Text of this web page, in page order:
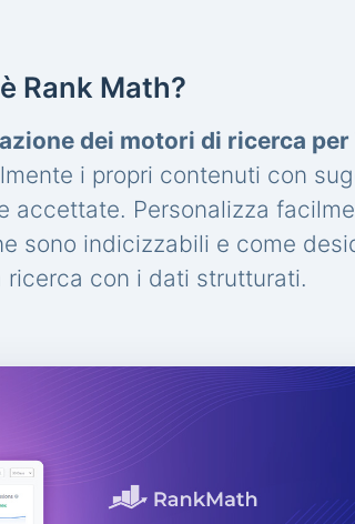
Rank Math?
dei motori di ricerca per
i propri contenuti con
accettate. Personalizza
sono indicizzabili e come
ricerca con i dati strutturati.